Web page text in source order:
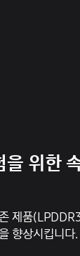
위한
제품
향상시킵니다.